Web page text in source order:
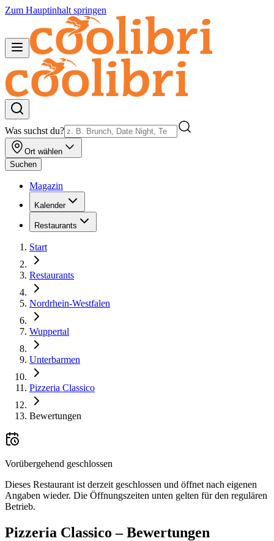
Zum Hauptinhalt springen
Was suchst du?
Ort wählen
Suchen
Magazin
Kalender
Restaurants
Start
Restaurants
Nordrhein-Westfalen
Wuppertal
Unterbarmen
Pizzeria Classico
Bewertungen
Vorübergehend geschlossen
Dieses Restaurant ist derzeit geschlossen und öffnet nach eigenen
Angaben wieder. Die Öffnungszeiten unten gelten für den regulären
Betrieb.
Pizzeria Classico – Bewertungen